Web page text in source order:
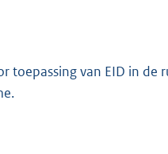
toepassing van EID in de